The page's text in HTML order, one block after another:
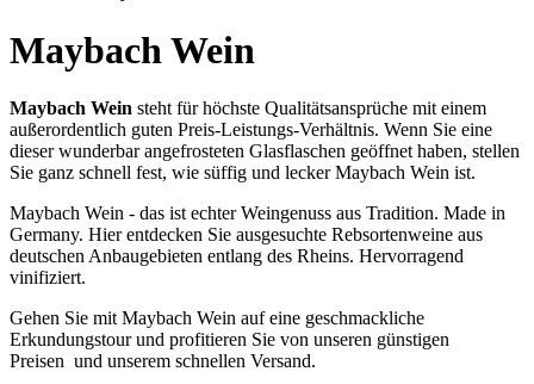
Maybach Wein
Maybach Wein steht für höchste Qualitätsansprüche mit einem
außerordentlich guten Preis-Leistungs-Verhältnis. Wenn Sie eine
dieser wunderbar angefrosteten Glasflaschen geöffnet haben, stellen
Sie ganz schnell fest, wie süffig und lecker Maybach Wein ist.
Maybach Wein - das ist echter Weingenuss aus Tradition. Made in
Germany. Hier entdecken Sie ausgesuchte Rebsortenweine aus
deutschen Anbaugebieten entlang des Rheins. Hervorragend
vinifiziert.
Gehen Sie mit Maybach Wein auf eine geschmackliche
Erkundungstour und profitieren Sie von unseren günstigen
Preisen und unserem schnellen Versand.